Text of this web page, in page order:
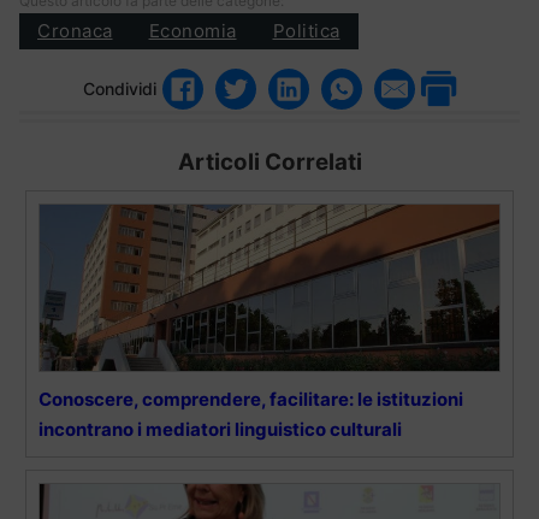
Cronaca Economia Politica
Condividi
Articoli Correlati
Conoscere, comprendere, facilitare: le istituzioni
incontrano i mediatori linguistico culturali